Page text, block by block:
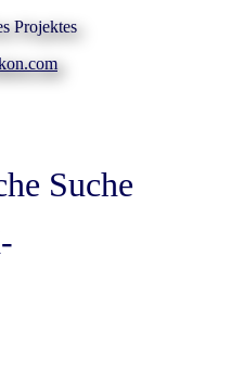
Projektes
Suche